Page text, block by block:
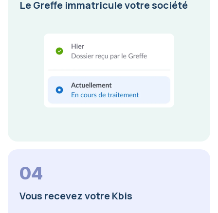
Le Greffe immatricule votre société
04
Vous recevez votre Kbis